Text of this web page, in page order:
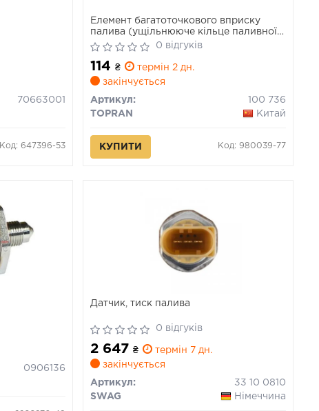
70663001
Код: 647396-53
Елемент багатоточкового вприску
палива (ущільнююче кільце паливної
форсунки) AUDI 100 C4, 80 B4, A2, A3,
A4 B5, A4 B6, A4 B7, A6 C4, A6 C5, A6
C6, A8 D2, A8 D3, TT 1.0-6.0 02.90-08.15
0 відгуків
114₴
термін 2 дн.
закінчується
Артикул:
100 736
TOPRAN
Китай
КУПИТИ Код: 980039-77
0906136
Датчик, тиск палива
0 відгуків
2 647₴
термін 7 дн.
закінчується
Артикул:
33 10 0810
SWAG
Німеччина